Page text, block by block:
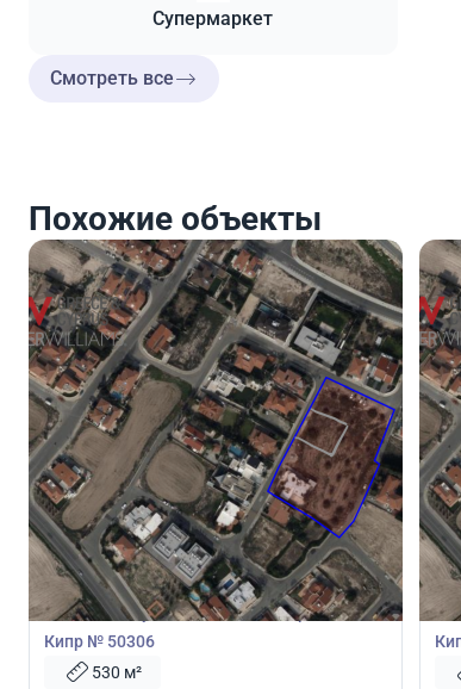
Супермаркет
Смотреть все
Похожие объекты
€245 000
Земельный участок
Земельный участок 530м2 в Ларнака,
Кипр № 50306
530 м²
€